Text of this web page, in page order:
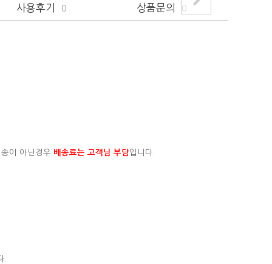
사용후기 0 상품문의 0
이 아닌경우 배송료는 고객님 부담입니다.
.